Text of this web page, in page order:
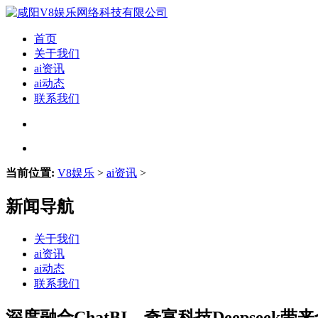
首页
关于我们
ai资讯
ai动态
联系我们
当前位置: V8娱乐 > ai资讯 >
新闻导航
关于我们
ai资讯
ai动态
联系我们